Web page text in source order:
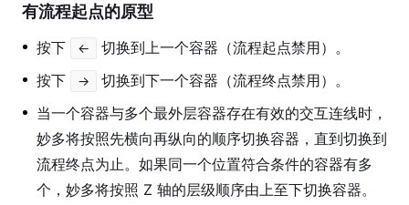
有流程起点的原型
按下 ←
切换到上一个容器（流程起点禁用）。
按下
→
切换到下一个容器（流程终点禁用）。
当一个容器与多个最外层容器存在有效的交互连线时，
妙多将按照先横向再纵向的顺序切换容器，直到切换到
流程终点为止。如果同一个位置符合条件的容器有多
个，妙多将按照 Z 轴的层级顺序由上至下切换容器。